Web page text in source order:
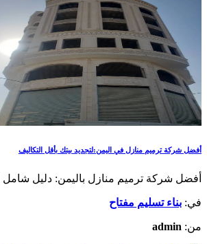
أفضل شركة ترميم منازل في اليمن:لتجديد بيتك بأقل التكاليف
أفضل شركة ترميم منازل باليمن: دليل شامل
في: بناء تسليم مفتاح
من: admin